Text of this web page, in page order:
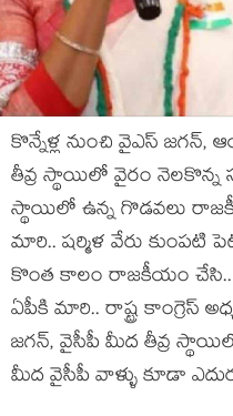
కొన్నేళ్ల నుంచి వైఎస్
తీవ్ర స్థాయిలో వైరం నెలకొన్న
స్థాయిలో ఉన్న గొడవలు
మారి.. షర్మిళ వేరు కుంపటి
కొంత కాలం రాజకీయం చేసి..
ఏపీకి మారి.. రాష్ట్ర కాంగ్రెస్
జగన్, వైసీపీ మీద తీవ్ర
మీద వైసీపీ వాళ్ళు కూడా